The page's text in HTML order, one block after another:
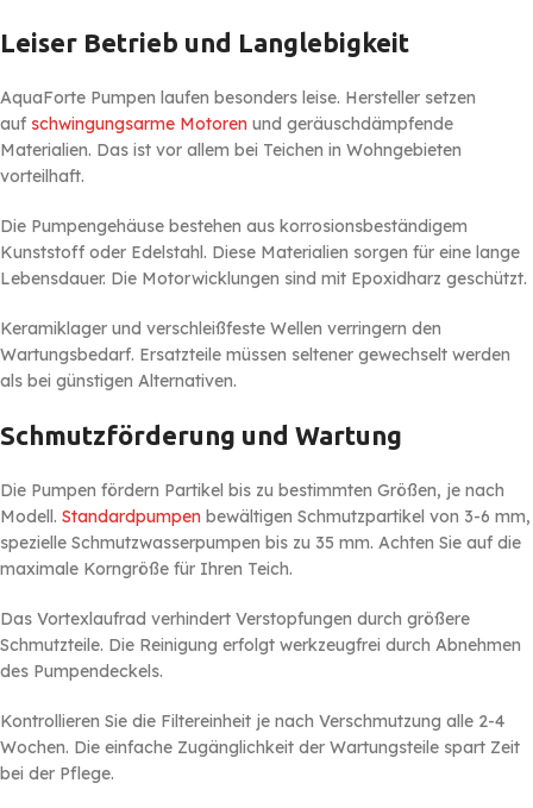
Leiser Betrieb und Langlebigkeit
AquaForte Pumpen laufen besonders leise. Hersteller setzen
auf schwingungsarme Motoren und geräuschdämpfende
Materialien. Das ist vor allem bei Teichen in Wohngebieten
vorteilhaft.
Die Pumpengehäuse bestehen aus korrosionsbeständigem
Kunststoff oder Edelstahl. Diese Materialien sorgen für eine lange
Lebensdauer. Die Motorwicklungen sind mit Epoxidharz geschützt.
Keramiklager und verschleißfeste Wellen verringern den
Wartungsbedarf. Ersatzteile müssen seltener gewechselt werden
als bei günstigen Alternativen.
Schmutzförderung und Wartung
Die Pumpen fördern Partikel bis zu bestimmten Größen, je nach
Modell. Standardpumpen bewältigen Schmutzpartikel von 3-6 mm,
spezielle Schmutzwasserpumpen bis zu 35 mm. Achten Sie auf die
maximale Korngröße für Ihren Teich.
Das Vortexlaufrad verhindert Verstopfungen durch größere
Schmutzteile. Die Reinigung erfolgt werkzeugfrei durch Abnehmen
des Pumpendeckels.
Kontrollieren Sie die Filtereinheit je nach Verschmutzung alle 2-4
Wochen. Die einfache Zugänglichkeit der Wartungsteile spart Zeit
bei der Pflege.